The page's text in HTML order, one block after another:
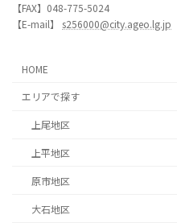
【FAX】048-775-5024
【E-mail】 s256000@city.ageo.lg.jp
HOME
エリアで探す
上尾地区
上平地区
原市地区
大石地区